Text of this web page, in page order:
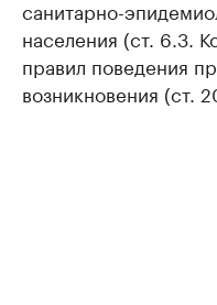
санитарно-
населения (ст. 6.3.
правил поведения
возникновения (ст.